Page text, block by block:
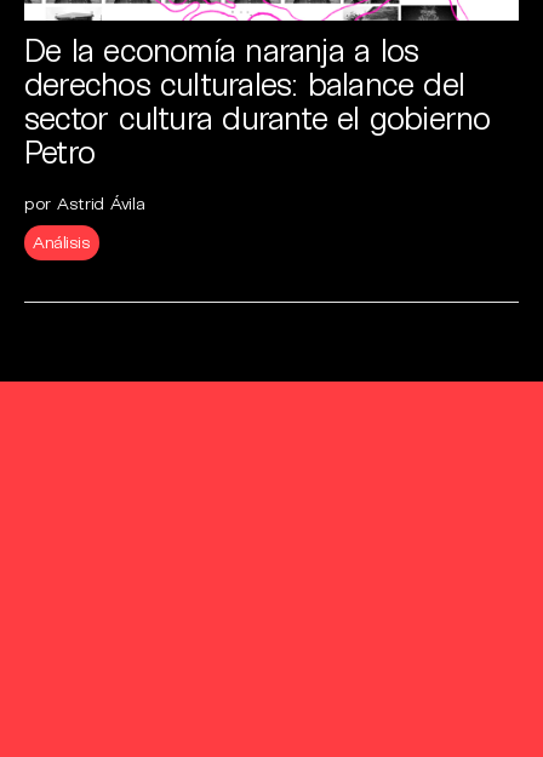
De la economía naranja a los
derechos culturales: balance del
sector cultura durante el gobierno
Petro
por Astrid Ávila
Análisis